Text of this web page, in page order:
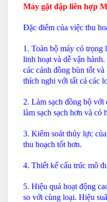
Máy gặt đập liên hợp
Đặc điểm của việc thu
1. Toàn bộ máy có trọng
linh hoạt và dễ vận
các cánh đồng bùn tốt và
thích nghi với tất cả các
2. Làm sạch đồng bộ
làm sạch sạch hơn và có
3. Kiểm soát thủy lực
thu hoạch tốt hơn.
4. Thiết kế cấu trúc mô
5. Hiệu quả hoạt động
so với cùng loại. Hiệu